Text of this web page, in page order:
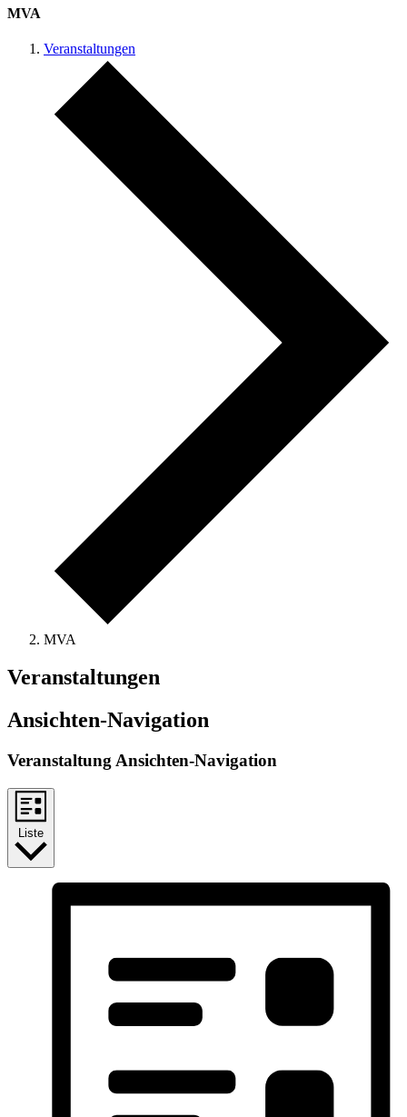
MVA
Veranstaltungen
MVA
Veranstaltungen
Ansichten-Navigation
Veranstaltung Ansichten-Navigation
Liste